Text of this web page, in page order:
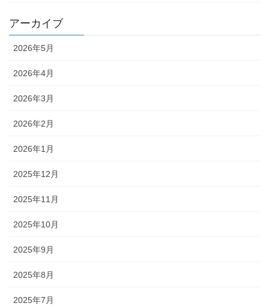
アーカイブ
2026年5月
2026年4月
2026年3月
2026年2月
2026年1月
2025年12月
2025年11月
2025年10月
2025年9月
2025年8月
2025年7月